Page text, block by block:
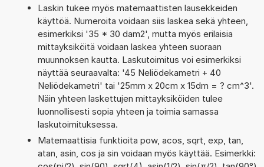
Laskin tukee myös matemaattisten lausekkeiden
käyttöä. Numeroita voidaan siis laskea sekä yhteen,
esimerkiksi '35 * 30 dam2', mutta myös erilaisia
mittayksiköitä voidaan laskea yhteen suoraan
muunnoksen kautta. Laskutoimitus voi esimerkiksi
näyttää seuraavalta: '45 Neliödekametri + 40
Neliödekametri' tai '25mm x 20cm x 15dm = ? cm^3'.
Näin yhteen laskettujen mittayksiköiden tulee
luonnollisesti sopia yhteen ja toimia samassa
laskutoimituksessa.
Matemaattisia funktioita pow, acos, sqrt, exp, tan,
atan, asin, cos ja sin voidaan myös käyttää. Esimerkki: